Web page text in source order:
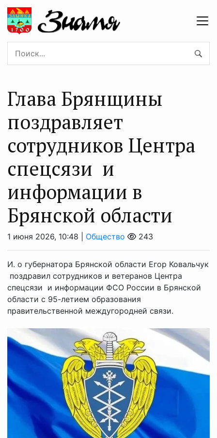
Глава Брянщины
поздравляет
сотрудников Центра
спецсязи и
информации в
Брянской области
1 июня 2026, 10:48 | Общество 243
И. о губернатора Брянской области Егор Ковальчук
поздравил сотрудников и ветеранов Центра
спецсязи и информации ФСО России в Брянской
области с 95-летием образования
правительственной междугородней связи.